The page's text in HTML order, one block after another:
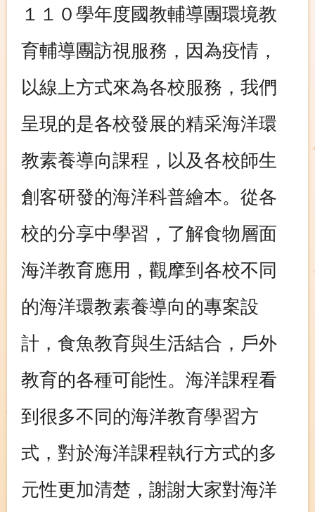
１１０學年度國教輔導團環境教
育輔導團訪視服務，因為疫情，
以線上方式來為各校服務，我們
呈現的是各校發展的精采海洋環
教素養導向課程，以及各校師生
創客研發的海洋科普繪本。從各
校的分享中學習，了解食物層面
海洋教育應用，觀摩到各校不同
的海洋環教素養導向的專案設
計，食魚教育與生活結合，戶外
教育的各種可能性。海洋課程看
到很多不同的海洋教育學習方
式，對於海洋課程執行方式的多
元性更加清楚，謝謝大家對海洋